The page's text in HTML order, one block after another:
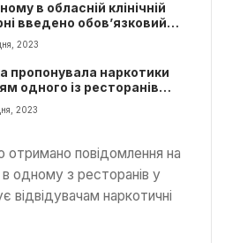
в обласній клінічній
введено обов’язковий
носіння масок.
2023
пропонувала наркотики
одного із ресторанів
2023
отримано повідомлення на
одному з ресторанів у
відвідувачам наркотичні